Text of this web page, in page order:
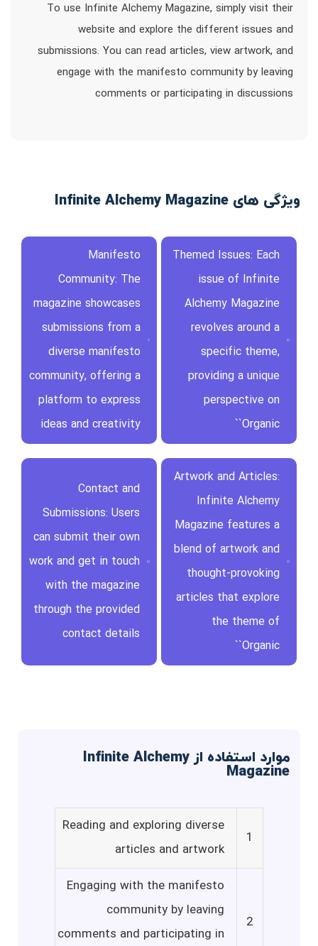
To use Infinite Alchemy Magazine, simply visit their
website and explore the different issues and
submissions. You can read articles, view artwork, and
engage with the manifesto community by leaving
comments or participating in discussions
ویژگی های Infinite Alchemy Magazine
Themed Issues: Each
issue of Infinite
Alchemy Magazine
revolves around a
specific theme,
providing a unique
perspective on
`Organic`
Manifesto
Community: The
magazine showcases
submissions from a
diverse manifesto
community, offering a
platform to express
ideas and creativity
Artwork and Articles:
Infinite Alchemy
Magazine features a
blend of artwork and
thought-provoking
articles that explore
the theme of
`Organic`
Contact and
Submissions: Users
can submit their own
work and get in touch
with the magazine
through the provided
contact details
موارد استفاده از Infinite Alchemy
Magazine
1
Reading and exploring diverse
articles and artwork
2
Engaging with the manifesto
community by leaving
comments and participating in